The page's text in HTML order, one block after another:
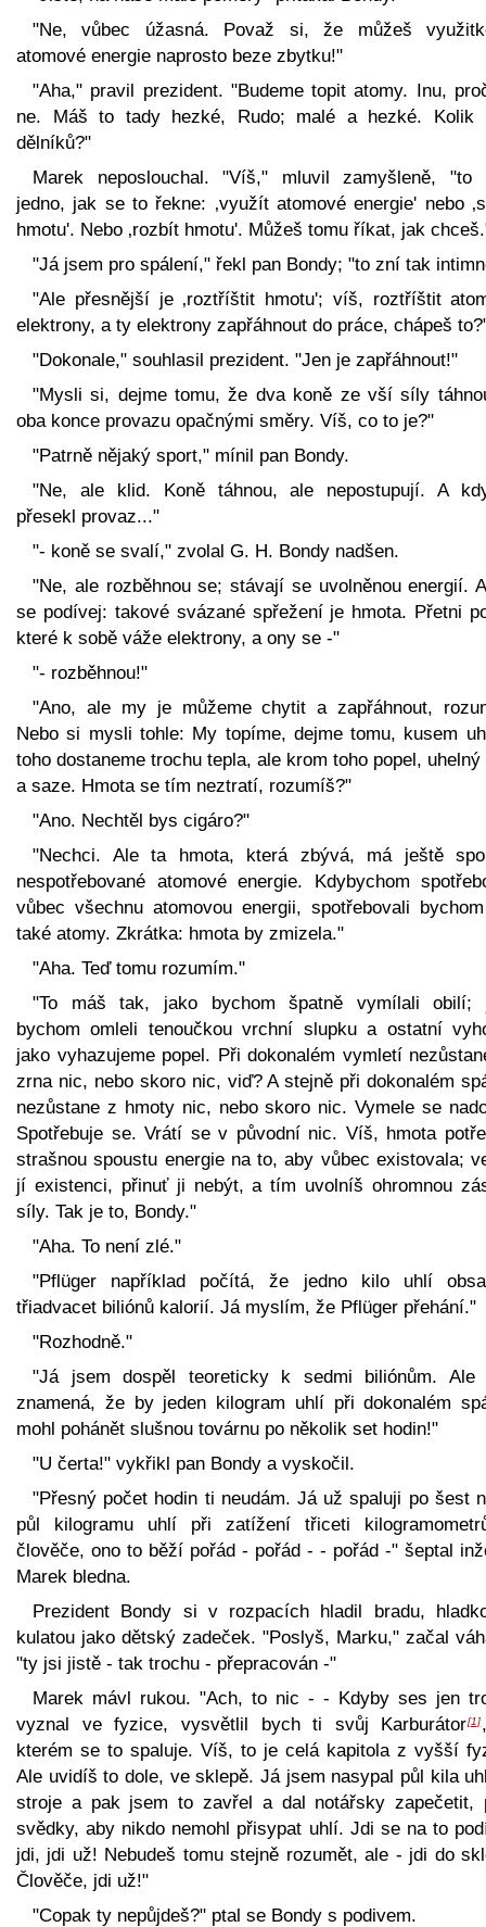
"Ne, vůbec úžasná. Považ si, že můžeš
atomové energie naprosto beze zbytku!"
"Aha," pravil prezident. "Budeme topit atomy. Inu,
ne. Máš to tady hezké, Rudo; malé a hezké. Kolik
dělníků?"
Marek neposlouchal. "Víš," mluvil zamyšleně, "to
jedno, jak se to řekne: ‚využít atomové energie' nebo
hmotu'. Nebo ‚rozbít hmotu'. Můžeš tomu říkat, jak
"Já jsem pro spálení," řekl pan Bondy; "to zní tak
"Ale přesnější je ‚roztříštit hmotu'; víš, roztříštit
elektrony, a ty elektrony zapřáhnout do práce, chápeš
"Dokonale," souhlasil prezident. "Jen je zapřáhnout!"
"Mysli si, dejme tomu, že dva koně ze vší síly
oba konce provazu opačnými směry. Víš, co to je?"
"Patrně nějaký sport," mínil pan Bondy.
"Ne, ale klid. Koně táhnou, ale nepostupují. A
přesekl provaz..."
"- koně se svalí," zvolal G. H. Bondy nadšen.
"Ne, ale rozběhnou se; stávají se uvolněnou energií.
se podívej: takové svázané spřežení je hmota. Přetni
které k sobě váže elektrony, a ony se -"
"- rozběhnou!"
"Ano, ale my je můžeme chytit a zapřáhnout,
Nebo si mysli tohle: My topíme, dejme tomu, kusem
toho dostaneme trochu tepla, ale krom toho popel, uhelný
a saze. Hmota se tím neztratí, rozumíš?"
"Ano. Nechtěl bys cigáro?"
"Nechci. Ale ta hmota, která zbývá, má ještě
nespotřebované atomové energie. Kdybychom
vůbec všechnu atomovou energii, spotřebovali
také atomy. Zkrátka: hmota by zmizela."
"Aha. Teď tomu rozumím."
"To máš tak, jako bychom špatně vymílali obilí;
bychom omleli tenoučkou vrchní slupku a ostatní
jako vyhazujeme popel. Při dokonalém vymletí
zrna nic, nebo skoro nic, viď? A stejně při dokonalém
nezůstane z hmoty nic, nebo skoro nic. Vymele se
Spotřebuje se. Vrátí se v původní nic. Víš, hmota
strašnou spoustu energie na to, aby vůbec existovala;
jí existenci, přinuť ji nebýt, a tím uvolníš ohromnou
síly. Tak je to, Bondy."
"Aha. To není zlé."
"Pflüger například počítá, že jedno kilo uhlí
třiadvacet biliónů kalorií. Já myslím, že Pflüger přehání."
"Rozhodně."
"Já jsem dospěl teoreticky k sedmi biliónům.
znamená, že by jeden kilogram uhlí při dokonalém
mohl pohánět slušnou továrnu po několik set hodin!"
"U čerta!" vykřikl pan Bondy a vyskočil.
"Přesný počet hodin ti neudám. Já už spaluji po šest
půl kilogramu uhlí při zatížení třiceti
člověče, ono to běží pořád - pořád - - pořád -" šeptal
Marek bledna.
Prezident Bondy si v rozpacích hladil bradu,
kulatou jako dětský zadeček. "Poslyš, Marku," začal
"ty jsi jistě - tak trochu - přepracován -"
Marek mávl rukou. "Ach, to nic - - Kdyby ses jen
vyznal ve fyzice, vysvětlil bych ti svůj Karburátor[1]
kterém se to spaluje. Víš, to je celá kapitola z vyšší
Ale uvidíš to dole, ve sklepě. Já jsem nasypal půl kila
stroje a pak jsem to zavřel a dal notářsky zapečetit,
svědky, aby nikdo nemohl přisypat uhlí. Jdi se na to
jdi, jdi už! Nebudeš tomu stejně rozumět, ale - jdi do
Člověče, jdi už!"
"Copak ty nepůjdeš?" ptal se Bondy s podivem.